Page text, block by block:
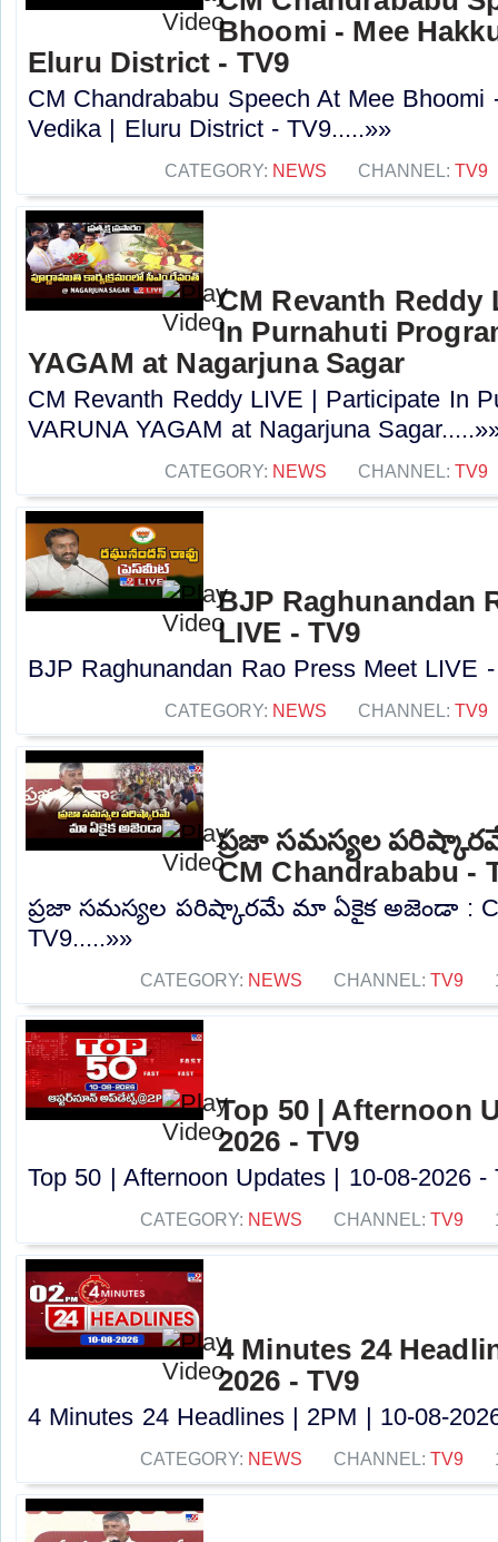
Bhoomi - Mee
Eluru District - TV9
CM Chandrababu Speech At Mee Bhoomi
Vedika | Eluru District - TV9.....»»
CATEGORY: NEWS CHANNEL: TV9
CM Revanth Reddy
In Purnahuti
YAGAM at Nagarjuna Sagar
CM Revanth Reddy LIVE | Participate In
VARUNA YAGAM at Nagarjuna
CATEGORY: NEWS CHANNEL: TV9
BJP Raghunandan
LIVE - TV9
BJP Raghunandan Rao Press Meet LIVE
CATEGORY: NEWS CHANNEL: TV9
ప్రజా సమస్యల
CM Chandrababu -
ప్రజా సమస్యల పరిష్కారమే మా ఏకైక అజెండా :
TV9.....»»
CATEGORY: NEWS CHANNEL: TV9
Top 50 | Afternoon
2026 - TV9
Top 50 | Afternoon Updates | 10-08-2026 -
CATEGORY: NEWS CHANNEL: TV9
4 Minutes 24
2026 - TV9
4 Minutes 24 Headlines | 2PM | 10-08-
CATEGORY: NEWS CHANNEL: TV9